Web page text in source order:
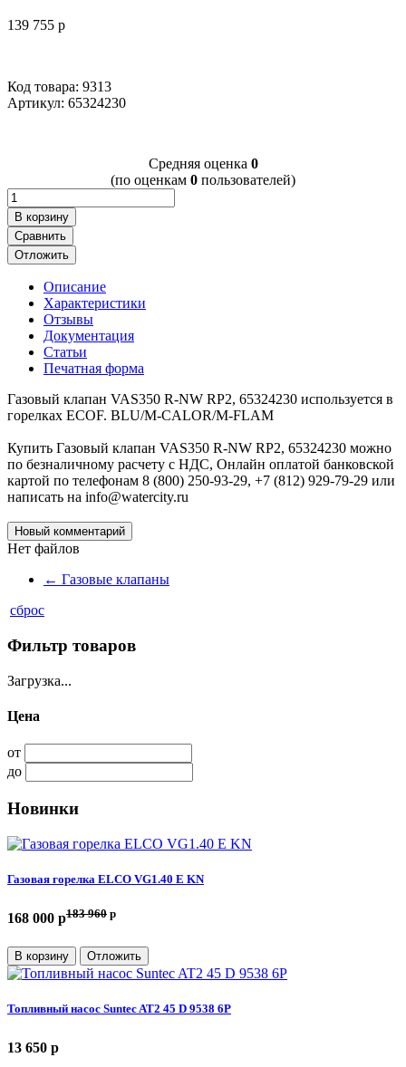
139 755 p
Код товара: 9313
Артикул: 65324230
Cредняя оценка 0
(по оценкам 0 пользователей)
В корзину
Сравнить
Отложить
Описание
Характеристики
Отзывы
Документация
Статьи
Печатная форма
Газовый клапан VAS350 R-NW RP2, 65324230 используется в
горелках ECOF. BLU/M-CALOR/M-FLAM
Купить Газовый клапан VAS350 R-NW RP2, 65324230 можно
по безналичному расчету с НДС, Онлайн оплатой банковской
картой по телефонам 8 (800) 250-93-29, +7 (812) 929-79-29 или
написать на info@watercity.ru
Новый комментарий
Нет файлов
← Газовые клапаны
сброс
Фильтр товаров
Загрузка...
Цена
от
до
Новинки
Газовая горелка ELCO VG1.40 E KN
168 000 p183 960 p
В корзину Отложить
Топливный насос Suntec AT2 45 D 9538 6P
13 650 p